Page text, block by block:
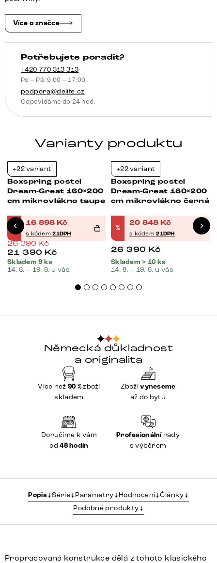
Více o značce
Potřebujete poradit?
+420 770 313 313
Po – Pá: 9:00 – 17:00
podpora@delife.cz
Odpovídáme do 24 hod.
Varianty produktu
+22 variant
Boxspring postel
Dream-Great 160×200
cm mikrovlákno taupe
%
16 898 Kč
s kódem21DPH
26 390Kč
21 390 Kč
Skladem 9 ks
14. 8. – 19. 8. u vás
+22 variant
Boxspring postel
Dream-Great 180×200
cm mikrovlákno černá
%
20 848 Kč
s kódem21DPH
26 390 Kč
Skladem > 10 ks
14. 8. – 19. 8. u vás
Německá důkladnost
a originalita
Více než 90 %zboží
skladem
Zbožívyneseme
až do bytu
Doručíme k vám
od48 hodin
Profesionálnírady
s výběrem
Popis Série Parametry Hodnocení Články
Podobné produkty
Propracovaná konstrukce dělá z tohoto klasického